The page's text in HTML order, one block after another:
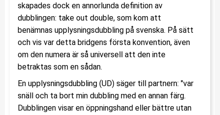
skapades dock en annorlunda definition av
dubblingen: take out double, som kom att
benämnas upplysningsdubbling på svenska. På sätt
och vis var detta bridgens första konvention, även
om den numera är så universell att den inte
betraktas som en sådan.
En upplysningsdubbling (UD) säger till partnern: "var
snäll och ta bort min dubbling med en annan färg.
Dubblingen visar en öppningshand eller bättre utan